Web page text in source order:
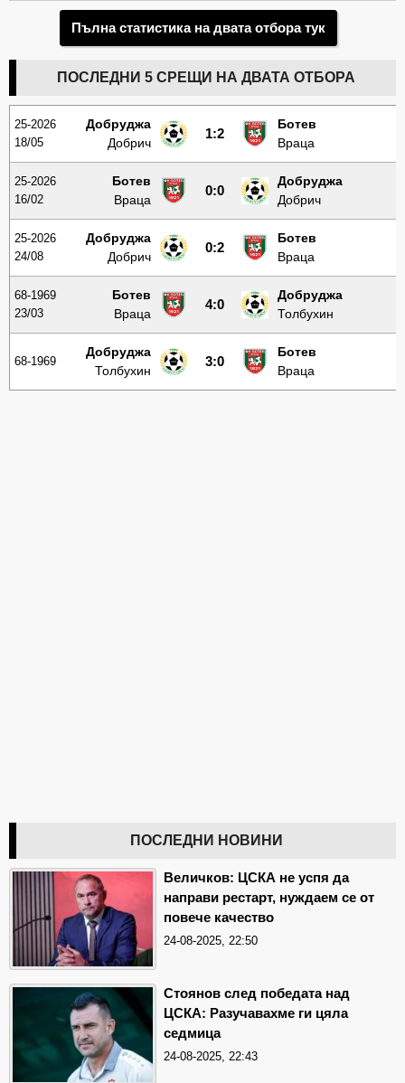
Пълна статистика на двата отбора тук
ПОСЛЕДНИ 5 СРЕЩИ НА ДВАТА ОТБОРА
25-2026
18/05
Добруджа
Добрич
1:2
Ботев
Враца
25-2026
16/02
Ботев
Враца
0:0
Добруджа
Добрич
25-2026
24/08
Добруджа
Добрич
0:2
Ботев
Враца
68-1969
23/03
Ботев
Враца
4:0
Добруджа
Толбухин
68-1969
Добруджа
Толбухин
3:0
Ботев
Враца
ПОСЛЕДНИ НОВИНИ
Величков: ЦСКА не успя да
направи рестарт, нуждаем се от
повече качество
24-08-2025, 22:50
Стоянов след победата над
ЦСКА: Разучавахме ги цяла
седмица
24-08-2025, 22:43